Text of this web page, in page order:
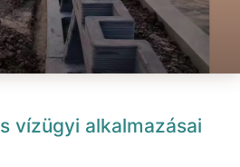
vízügyi alkalmazásai